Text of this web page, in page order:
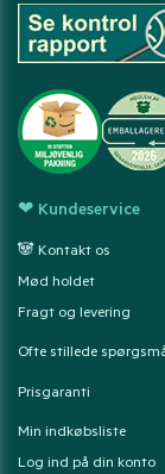
❤ Kundeservice
🐼 Kontakt os
Mød holdet
Fragt og levering
Ofte stillede
Prisgaranti
Min indkøbsliste
Log ind på din konto